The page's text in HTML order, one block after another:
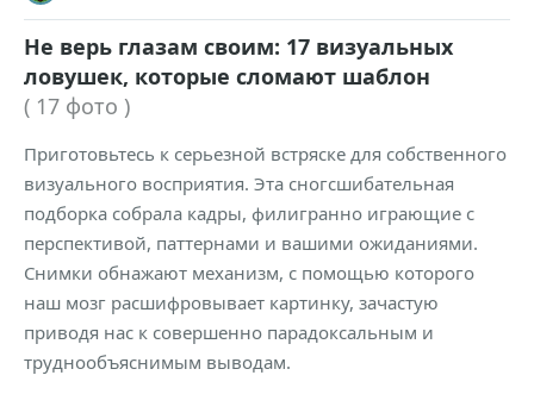
Не верь глазам своим: 17 визуальных
ловушек, которые сломают шаблон
( 17 фото )
Приготовьтесь к серьезной встряске для собственного
визуального восприятия. Эта сногсшибательная
подборка собрала кадры, филигранно играющие с
перспективой, паттернами и вашими ожиданиями.
Снимки обнажают механизм, с помощью которого
наш мозг расшифровывает картинку, зачастую
приводя нас к совершенно парадоксальным и
труднообъяснимым выводам.